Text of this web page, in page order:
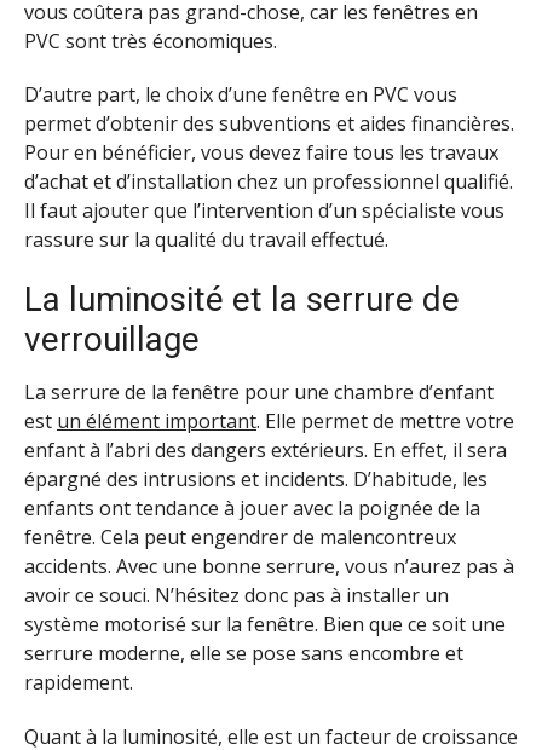
vous coûtera pas grand-chose, car les fenêtres en
PVC sont très économiques.
D’autre part, le choix d’une fenêtre en PVC vous
permet d’obtenir des subventions et aides financières.
Pour en bénéficier, vous devez faire tous les travaux
d’achat et d’installation chez un professionnel qualifié.
Il faut ajouter que l’intervention d’un spécialiste vous
rassure sur la qualité du travail effectué.
La luminosité et la serrure de
verrouillage
La serrure de la fenêtre pour une chambre d’enfant
est un élément important. Elle permet de mettre votre
enfant à l’abri des dangers extérieurs. En effet, il sera
épargné des intrusions et incidents. D’habitude, les
enfants ont tendance à jouer avec la poignée de la
fenêtre. Cela peut engendrer de malencontreux
accidents. Avec une bonne serrure, vous n’aurez pas à
avoir ce souci. N’hésitez donc pas à installer un
système motorisé sur la fenêtre. Bien que ce soit une
serrure moderne, elle se pose sans encombre et
rapidement.
Quant à la luminosité, elle est un facteur de croissance